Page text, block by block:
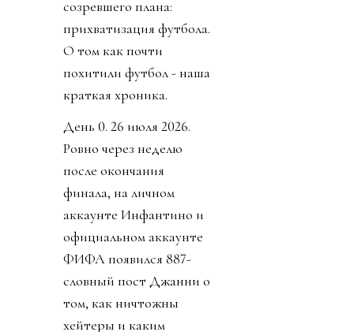
созревшего плана:
прихватизация футбола.
О том как почти
похитили футбол - наша
краткая хроника.
День 0. 26 июля 2026.
Ровно через неделю
после окончания
финала, на личном
аккаунте Инфантино и
официальном аккаунте
ФИФА появился 887-
словный пост Джанни о
том, как ничтожны
хейтеры и каким